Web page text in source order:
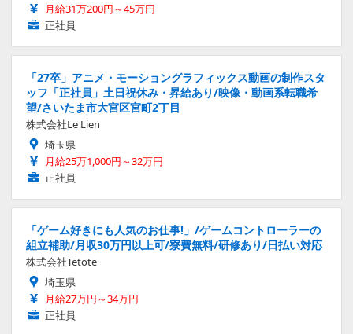
月給31万200円～45万円
正社員
「27卒」アニメ・モーショングラフィックス動画の制作スタ
ッフ「正社員」土日祝休み・昇給あり/映像・動画系転職希
望/さいたま市大宮区宮町2丁目
株式会社Le Lien
埼玉県
月給25万1,000円～32万円
正社員
「ゲーム好きにも人気のお仕事!」/ゲームコントローラーの
組立補助/月収30万円以上可/寮費無料/研修あり/日払い対応
株式会社Tetote
埼玉県
月給27万円～34万円
正社員